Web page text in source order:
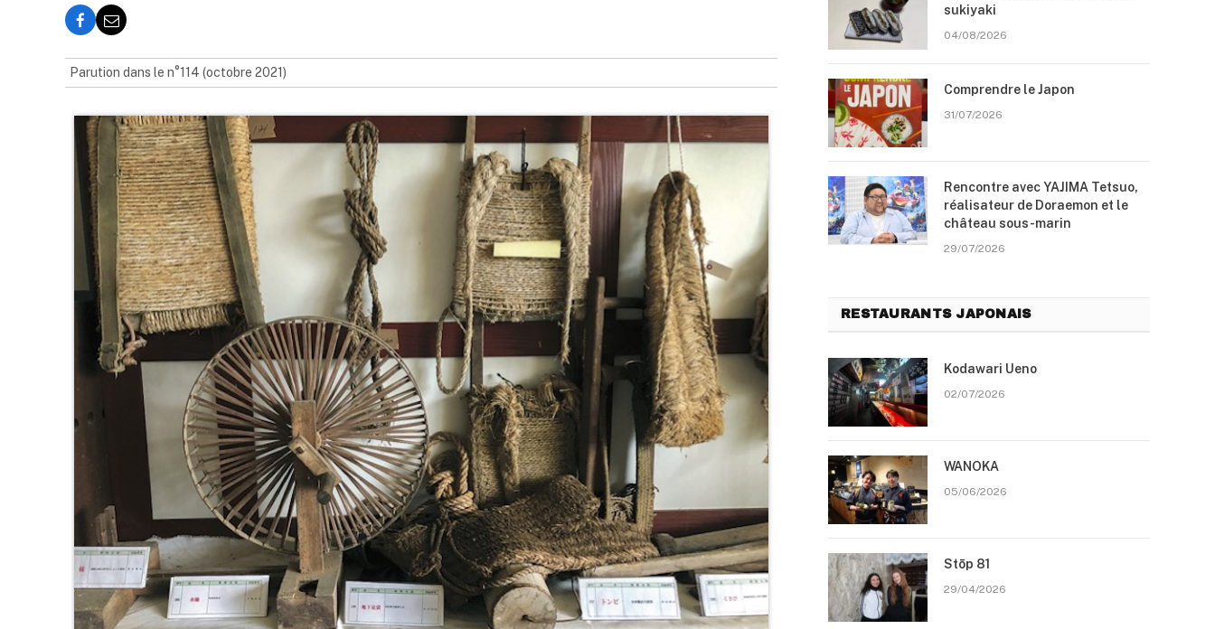
Parution dans le n°114 (octobre 2021)
sukiyaki
04/08/2026
Comprendre le Japon
31/07/2026
Rencontre avec YAJIMA Tetsuo,
réalisateur de Doraemon et le
château sous-marin
29/07/2026
RESTAURANTS JAPONAIS
Kodawari Ueno
02/07/2026
WANOKA
05/06/2026
Stōp 81
29/04/2026